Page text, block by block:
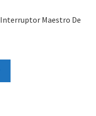
Maestro De